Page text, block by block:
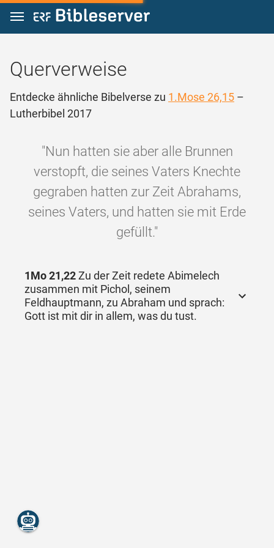
Zum Inhalt springen
Querverweise
Entdecke ähnliche Bibelverse zu 1.Mose 26,15 –
Lutherbibel 2017
"Nun hatten sie aber alle Brunnen
verstopft, die seines Vaters Knechte
gegraben hatten zur Zeit Abrahams,
seines Vaters, und hatten sie mit Erde
gefüllt."
1Mo 21,22Zu der Zeit redete Abimelech
zusammen mit Pichol, seinem
Feldhauptmann, zu Abraham und sprach:
Gott ist mit dir in allem, was du tust.